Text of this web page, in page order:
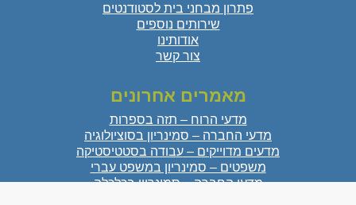
פתרון מבחני בית לסטודנטים
שירותים נוספים
אודותינו
צור קשר
מאמרים אחרונים
מדעי הרוח – תזה בספרות
מדעי החברה – סמינריון בסוציולוגיה
מדעים מדוייקים – עבודה בסטטיסטיקה
משפטים – סמינריון במשפט עברי
מדעי החברה – סמינריון בכלכלה